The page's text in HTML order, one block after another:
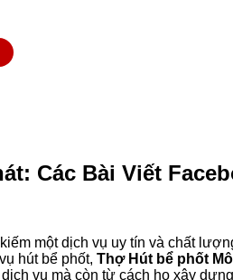
Các Bài Viết
một dịch vụ uy tín và chất
hút bể phốt, Thợ Hút bể phốt
vụ mà còn từ cách họ xây